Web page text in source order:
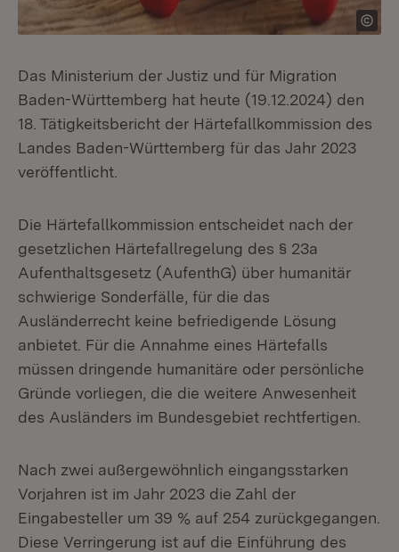
Das Ministerium der Justiz und für Migration
Baden-Württemberg hat heute (19.12.2024) den
18. Tätigkeitsbericht der Härtefallkommission des
Landes Baden-Württemberg für das Jahr 2023
veröffentlicht.
Die Härtefallkommission entscheidet nach der
gesetzlichen Härtefallregelung des § 23a
Aufenthaltsgesetz (AufenthG) über humanitär
schwierige Sonderfälle, für die das
Ausländerrecht keine befriedigende Lösung
anbietet. Für die Annahme eines Härtefalls
müssen dringende humanitäre oder persönliche
Gründe vorliegen, die die weitere Anwesenheit
des Ausländers im Bundesgebiet rechtfertigen.
Nach zwei außergewöhnlich eingangsstarken
Vorjahren ist im Jahr 2023 die Zahl der
Eingabesteller um 39 % auf 254 zurückgegangen.
Diese Verringerung ist auf die Einführung des